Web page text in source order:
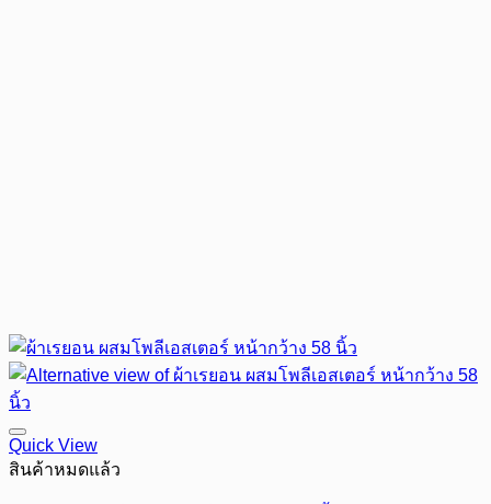
Quick View
สินค้าหมดแล้ว